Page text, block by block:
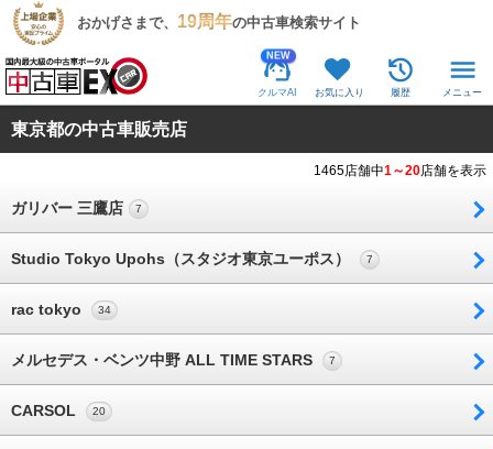
おかげさまで、 19周年の中古車検索サイト
NEW
クルマAI お気に入り 履歴 メニュー
東京都の中古車販売店
1465店舗中1～20店舗を表示
ガリバー 三鷹店 7
Studio Tokyo Upohs（スタジオ東京ユーポス） 7
rac tokyo 34
メルセデス・ベンツ中野 ALL TIME STARS 7
CARSOL 20